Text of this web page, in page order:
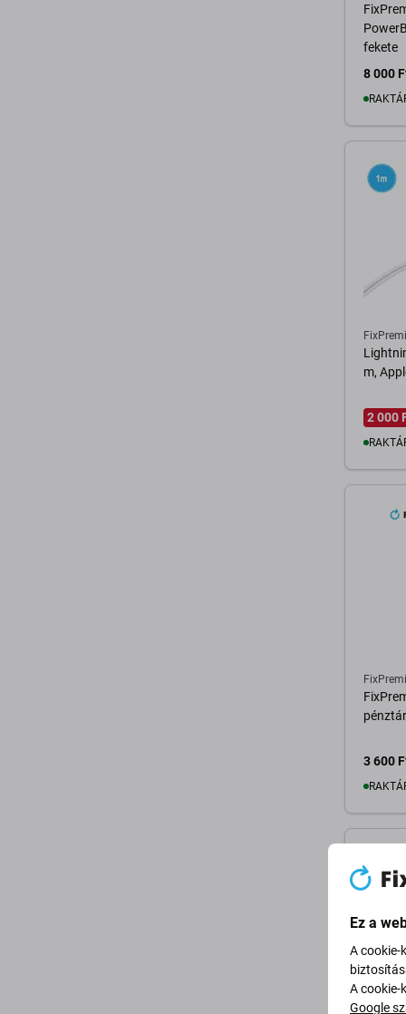
fekete
8 000
m,
2 000
3 600
Ez a
A cookie-
A cookie-
Google